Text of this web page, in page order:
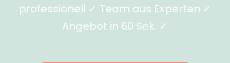
professionell ✓ Team aus Experten ✓
Angebot in 60 Sek. ✓